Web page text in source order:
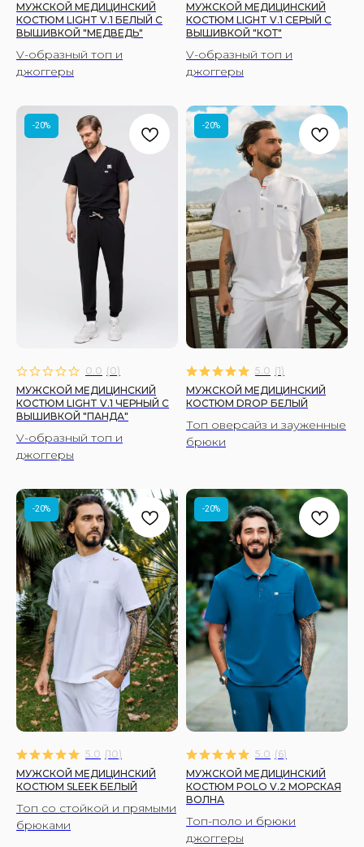
МУЖСКОЙ МЕДИЦИНСКИЙ
КОСТЮМ LIGHT V.1 БЕЛЫЙ C
ВЫШИВКОЙ "МЕДВЕДЬ"
V-образный топ и
джоггеры
МУЖСКОЙ МЕДИЦИНСКИЙ
КОСТЮМ LIGHT V.1 СЕРЫЙ C
ВЫШИВКОЙ "КОТ"
V-образный топ и
джоггеры
-20%
0.0 (0)
МУЖСКОЙ МЕДИЦИНСКИЙ
КОСТЮМ LIGHT V.1 ЧЕРНЫЙ C
ВЫШИВКОЙ "ПАНДА"
V-образный топ и
джоггеры
-20%
5.0 (1)
МУЖСКОЙ МЕДИЦИНСКИЙ
КОСТЮМ DROP БЕЛЫЙ
Топ оверсайз и зауженные
брюки
-20%
5.0 (10)
МУЖСКОЙ МЕДИЦИНСКИЙ
КОСТЮМ SLEEK БЕЛЫЙ
Топ со стойкой и прямыми
брюками
-20%
5.0 (6)
МУЖСКОЙ МЕДИЦИНСКИЙ
КОСТЮМ POLO V.2 МОРСКАЯ
ВОЛНА
Топ-поло и брюки
джоггеры